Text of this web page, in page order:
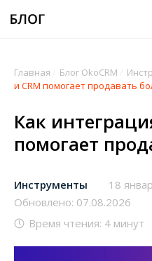
Главная Блог OkoCRM
и CRM помогает продавать
Как
помогает
Инструменты
18
Обновлено: 07.08.2026
Время чтения: 4 минут